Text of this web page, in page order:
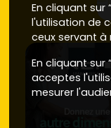
En cliquant sur
l'utilisation de
ceux servant à
En cliquant sur
acceptes
mesurer